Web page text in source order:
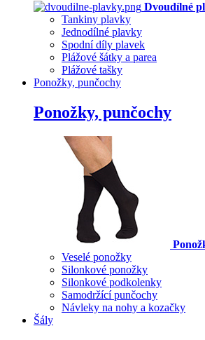
Dvoudílné
Tankiny plavky
Jednodílné plavky
Spodní díly plavek
Plážové šátky a parea
Plážové tašky
Ponožky, punčochy
Ponožky, punčochy
Veselé ponožky
Silonkové ponožky
Silonkové podkolenky
Samodržící punčochy
Návleky na nohy a kozačky
Šály